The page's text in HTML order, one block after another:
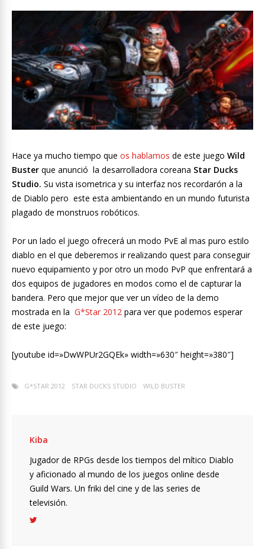
Hace ya mucho tiempo que os hablamos de este juego Wild
Buster que anunció la desarrolladora coreana Star Ducks
Studio. Su vista isometrica y su interfaz nos recordarón a la
de Diablo pero este esta ambientando en un mundo futurista
plagado de monstruos robóticos.
Por un lado el juego ofrecerá un modo PvE al mas puro estilo
diablo en el que deberemos ir realizando quest para conseguir
nuevo equipamiento y por otro un modo PvP que enfrentará a
dos equipos de jugadores en modos como el de capturar la
bandera. Pero que mejor que ver un vídeo de la demo
mostrada en la G*Star 2012 para ver que podemos esperar
de este juego:
[youtube id=»DwWPUr2GQEk» width=»630″ height=»380″]
G*STAR 2012 STAR DUCKS STUDIO WILD BUSTER
Kiba
Jugador de RPGs desde los tiempos del mítico Diablo
y aficionado al mundo de los juegos online desde
Guild Wars. Un friki del cine y de las series de
televisión.